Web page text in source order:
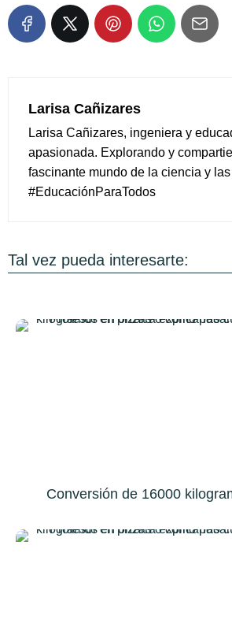
Larisa Cañizares
Larisa Cañizares, ingeniera y
apasionada. Explorando y
fascinante mundo de la ciencia y
#EducaciónParaTodos
Tal vez pueda interesarte:
Conversión de 16000